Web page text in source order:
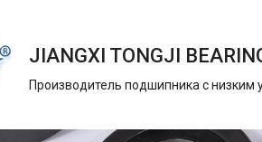
JIANGXI TONGJI
Производитель подшипника с низким